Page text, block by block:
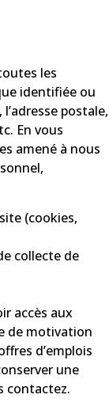
les
identifiée ou
postale,
En vous
amené à nous
(cookies,
collecte de
accès aux
de motivation
d’emplois
une
contactez.